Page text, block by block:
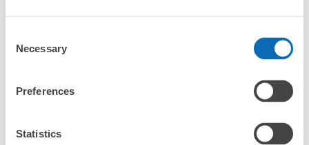
Selection
Necessary
Preferences
Statistics
愛知県
中国エリア
四国エリア